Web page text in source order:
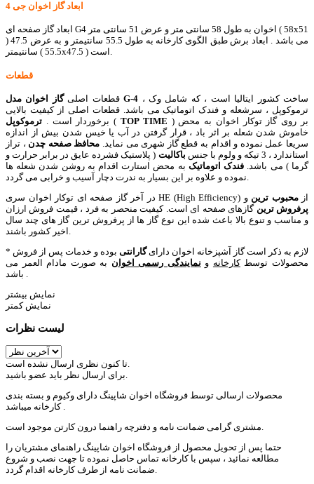
ابعاد گاز اخوان جی 4
ابعاد گاز صفحه ای G4 اخوان به طول 58 سانتی متر و عرض 51 سانتی متر ( 58x51
) می باشد . ابعاد برش طبق الگوی کارخانه به طول 55.5 سانتیمتر و به عرض 47.5
سانتیمتر ( 55.5x47.5 ) است.
قطعات
قطعات اصلیگاز اخوان مدل G-4
ترموکوپل ، سرشعله و فندک اتوماتیک می باشد. قطعات اصلی از کیفیت بالایی
برخوردار است . ترموکوپل ( TOP TIME ) بر روی گاز توکار اخوان به محض
خاموش شدن شعله بر اثر باد ، قرار گرفتن در آب یا خیس شدن بیش از اندازه
سریعا عمل نموده و اقدام به قطع گاز شهری می نماید. محافظ صفحه چدن ، تراز
استاندارد ، 3 تیکه و ولوم با جنس
باکالیت ( پلاستیک فشرده عایق در برابر حرارت و
گرما ) می باشد. فندک اتوماتیک به محض استارت اقدام به روشن شدن شعله ها
در آخر گاز صفحه ای توکار اخوان سری HE (High Efficiency) ازمحبوب ترین و
پرفروش ترین گازهای صفحه ای است. کیفیت منحصر به فرد ، قیمت فروش ارزان
و مناسب و تنوع بالا باعث شده این نوع گاز ها از پرفروش ترین گاز های چند سال
* لازم به ذکر است گاز آشپزخانه اخوان دارایگارانتی بوده و خدمات پس از فروش
محصولات توسطکارخانه و نمایندگی رسمی اخوان به صورت مادام العمر می
نمایش بیشتر
نمایش کمتر
لیست نظرات
تا کنون نظری ارسال نشده است.
برای ارسال نظر باید عضو باشید.
محصولات ارسالی توسط فروشگاه اخوان شاپینگ دارای وکیوم و بسته بندی
کارخانه میباشد .
مشتری گرامی ضمانت نامه و دفترچه راهنما درون کارتن موجود است.
حتما پس از تحویل محصول از فروشگاه اخوان شاپینگ راهنمای مشتریان را
مطالعه نمائید ، سپس با کارخانه تماس حاصل نموده تا جهت نصب و شروع
ضمانت نامه از طرف کارخانه اقدام گردد.